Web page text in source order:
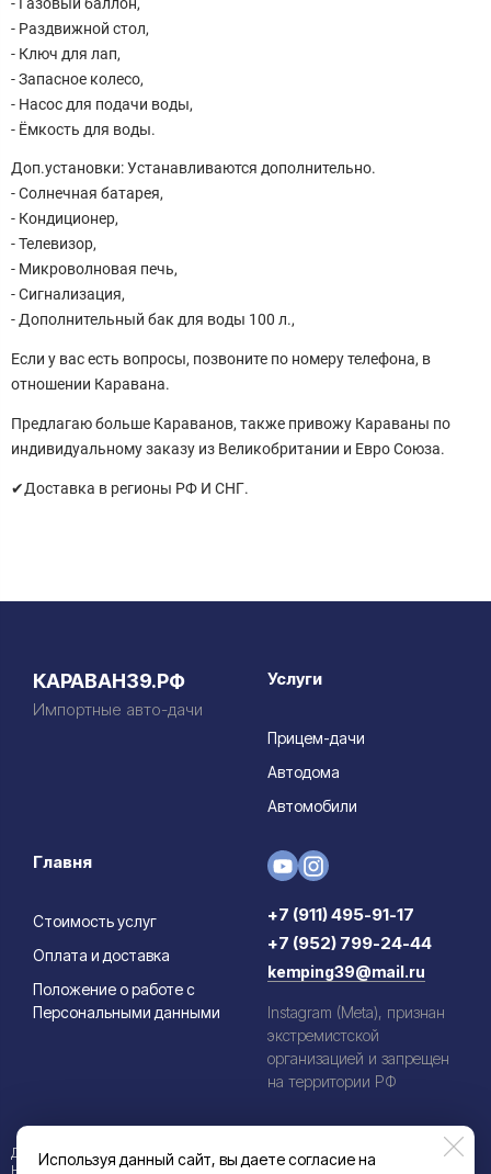
- Раздвижной стол,
- Ключ для лап,
- Запасное колесо,
- Насос для подачи воды,
- Ёмкость для воды.
Доп.установки: Устанавливаются дополнительно.
- Солнечная батарея,
- Кондиционер,
- Телевизор,
- Микроволновая печь,
- Сигнализация,
- Дополнительный бак для воды 100 л.,
Если у вас есть вопросы, позвоните по номеру телефона, в
отношении Каравана.
Предлагаю больше Караванов, также привожу Караваны по
индивидуальному заказу из Великобритании и Евро Союза.
✔Доставка в регионы РФ И СНГ.
Используя данный сайт, вы даете согласие на
КАРАВАН39.РФ
Импортные авто-дачи
Услуги
Прицем-дачи
Автодома
Автомобили
Главня
Стоимость услуг
Оплата и доставка
Положение о работе с
Персональными данными
+7 (911) 495-91-17
+7 (952) 799-24-44
kemping39@mail.ru
Instagram (Meta), признан
экстремистской
организацией и запрещен
на территории РФ
Данный информационный ресурс не является публичной офертой.
Наличие и стоимость товаров уточняйте по телефону. Производители